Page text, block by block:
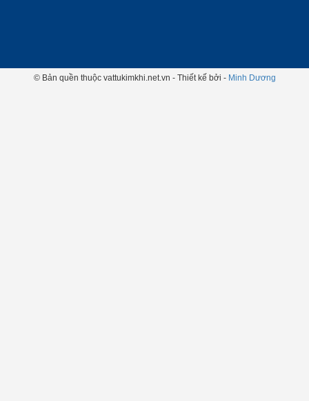
© Bản quền thuộc vattukimkhi.net.vn - Thiết kế bởi - Minh Dương